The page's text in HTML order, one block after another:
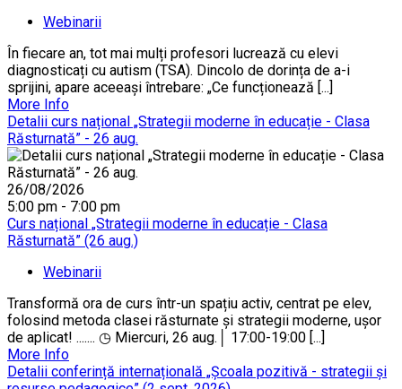
Webinarii
În fiecare an, tot mai mulți profesori lucrează cu elevi
diagnosticați cu autism (TSA). Dincolo de dorința de a-i
sprijini, apare aceeași întrebare: „Ce funcționează [...]
More Info
Detalii curs național „Strategii moderne în educație - Clasa
Răsturnată” - 26 aug.
26/08/2026
5:00 pm - 7:00 pm
Curs național „Strategii moderne în educație - Clasa
Răsturnată” (26 aug.)
Webinarii
Transformă ora de curs într-un spațiu activ, centrat pe elev,
folosind metoda clasei răsturnate și strategii moderne, ușor
de aplicat! ....... ◷ Miercuri, 26 aug.│ 17:00-19:00 [...]
More Info
Detalii conferință internațională „Școala pozitivă - strategii și